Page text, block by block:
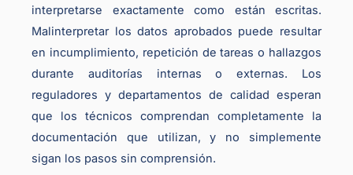
interpretarse exactamente como están escritas.
Malinterpretar los datos aprobados puede resultar
en incumplimiento, repetición de tareas o hallazgos
durante auditorías internas o externas. Los
reguladores y departamentos de calidad esperan
que los técnicos comprendan completamente la
documentación que utilizan, y no simplemente
sigan los pasos sin comprensión.